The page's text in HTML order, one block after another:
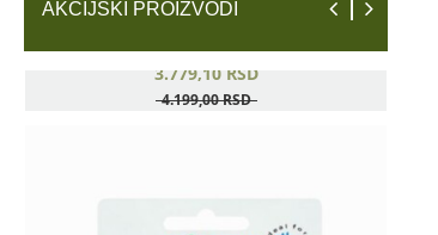
AKCIJSKI PROIZVODI
3.779,10 RSD
4.199,00RSD